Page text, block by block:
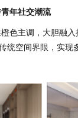
年社交潮流
调，大胆融入
统空间界限，实